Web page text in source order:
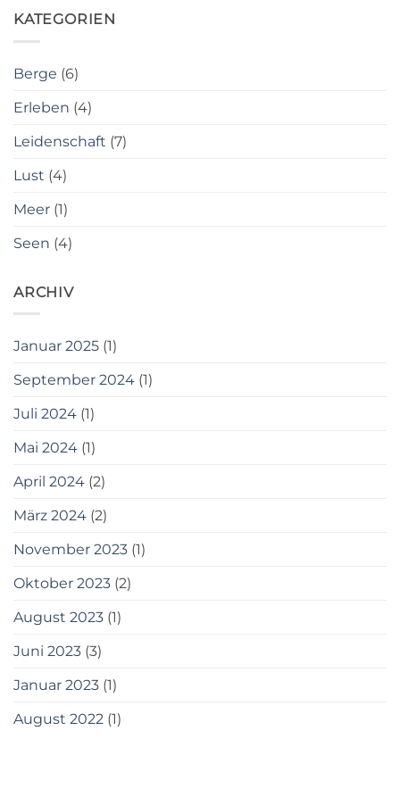
KATEGORIEN
Berge (6)
Erleben (4)
Leidenschaft (7)
Lust (4)
Meer (1)
Seen (4)
ARCHIV
Januar 2025 (1)
September 2024 (1)
Juli 2024 (1)
Mai 2024 (1)
April 2024 (2)
März 2024 (2)
November 2023 (1)
Oktober 2023 (2)
August 2023 (1)
Juni 2023 (3)
Januar 2023 (1)
August 2022 (1)